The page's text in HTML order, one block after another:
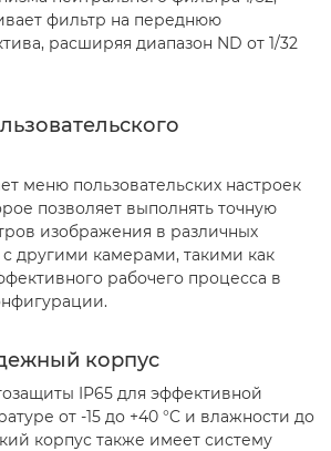
фильтр на переднюю
расширяя диапазон ND от 1/32
меню пользовательских настроек
позволяет выполнять точную
изображения в различных
другими камерами, такими как
рабочего процесса в
корпус
IP65 для эффективной
от -15 до +40 °C и влажности до
корпус также имеет систему